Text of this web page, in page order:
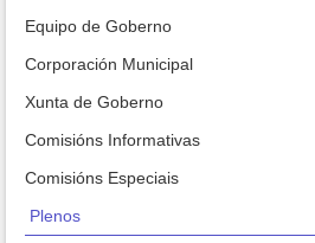
Equipo de Goberno
Corporación Municipal
Xunta de Goberno
Comisións Informativas
Comisións Especiais
Plenos